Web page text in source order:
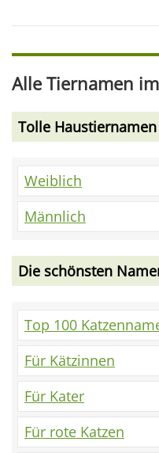
Alle Tiernamen
Tolle
Weiblich
Männlich
Die schönsten
Top 100
Für Kätzinnen
Für Kater
Für rote Katzen